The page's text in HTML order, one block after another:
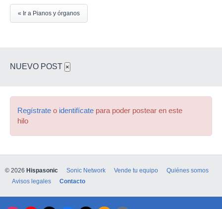
« Ir a Pianos y órganos
NUEVO POST ×
Regístrate o identifícate para poder postear en este
hilo
© 2026 Hispasonic Sonic Network Vende tu equipo
Quiénes somos
Avisos legales
Contacto